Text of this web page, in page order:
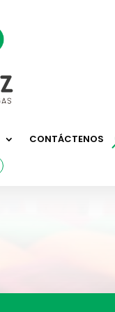
CONTÁCTENOS